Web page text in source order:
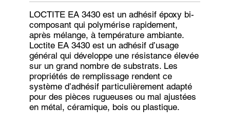
LOCTITE EA 3430 est un adhésif époxy bi-
composant qui polymérise rapidement,
après mélange, à température ambiante.
Loctite EA 3430 est un adhésif d’usage
général qui développe une résistance élevée
sur un grand nombre de substrats. Les
propriétés de remplissage rendent ce
système d’adhésif particulièrement adapté
pour des pièces rugueuses ou mal ajustées
en métal, céramique, bois ou plastique.